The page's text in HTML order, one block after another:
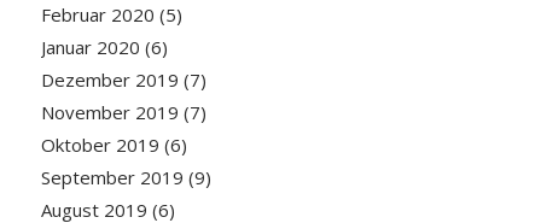
Februar 2020 (5)
Januar 2020 (6)
Dezember 2019 (7)
November 2019 (7)
Oktober 2019 (6)
September 2019 (9)
August 2019 (6)